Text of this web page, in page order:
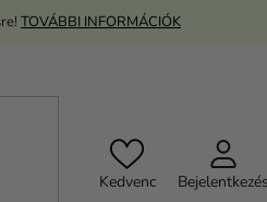
TOVÁBBI INFORMÁCIÓK
Kedvenc Bejelentkezés